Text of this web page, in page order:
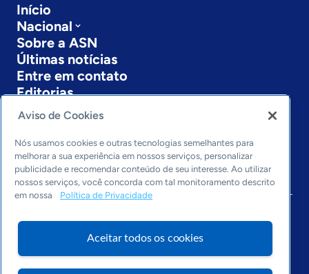
Início
Nacional
Sobre a ASN
Últimas notícias
Entre em contato
Editorias
Economia & Política
Inovação & Tecnologia
Cultura empreendedora
Dados
Arquivo
Aviso de Cookies
Nós usamos cookies e outras tecnologias semelhantes para
melhorar a sua experiência em nossos serviços, personalizar
publicidade e recomendar conteúdo de seu interesse. Ao utilizar
nossos serviços, você concorda com tal monitoramento descrito
em nossa
Política de Privacidade
Aceitar todos os cookies